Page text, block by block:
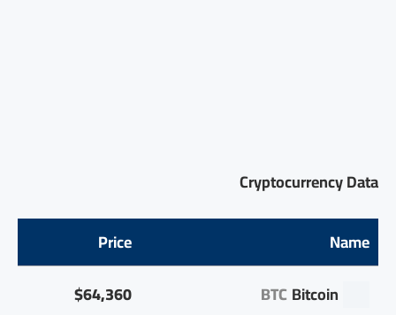
Cryptocurrency Data
Name
Price
Bitcoin
BTC
$64,360